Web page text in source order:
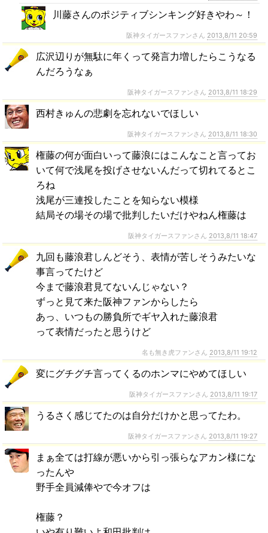
川藤さんのポジティブシンキング好きやわ～！
阪神タイガースファンさん 2013,8/11 20:59
広沢辺りが無駄に年くって発言力増したらこうなる
んだろうなぁ
阪神タイガースファンさん 2013,8/11 18:29
西村きゅんの悲劇を忘れないでほしい
阪神タイガースファンさん 2013,8/11 18:30
権藤の何が面白いって藤浪にはこんなこと言ってお
いて何で浅尾を投げさせないんだって切れてるとこ
ろね
浅尾が三連投したことを知らない模様
結局その場その場で批判したいだけやねん権藤は
阪神タイガースファンさん 2013,8/11 18:47
九回も藤浪君しんどそう、表情が苦しそうみたいな
事言ってたけど
今まで藤浪君見てないんじゃない？
ずっと見て来た阪神ファンからしたら
あっ、いつもの勝負所でギヤ入れた藤浪君
って表情だったと思うけど
名も無き虎ファンさん 2013,8/11 19:12
変にグチグチ言ってくるのホンマにやめてほしい
阪神タイガースファンさん 2013,8/11 19:17
うるさく感じてたのは自分だけかと思ってたわ。
阪神タイガースファンさん 2013,8/11 19:27
まぁ全ては打線が悪いから引っ張らなアカン様にな
ったんや
野手全員減俸やで今オフは
権藤？